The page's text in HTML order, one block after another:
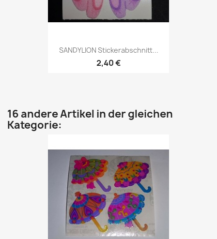
SANDYLION Stickerabschnitt...
2,40 €
16 andere Artikel in der gleichen
Kategorie: